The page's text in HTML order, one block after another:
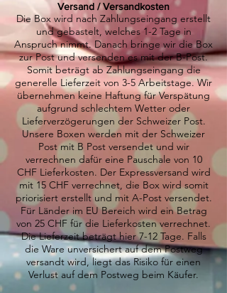
Versand / Versandkosten
Die Box wird nach Zahlungseingang erstellt
und gebastelt, welches 1-2 Tage in
Anspruch nimmt. Danach bringe wir die Box
zur Post und versenden es mit der B-Post.
Somit beträgt ab Zahlungseingang die
generelle Lieferzeit von 3-5 Arbeitstage. Wir
übernehmen keine Haftung für Verspätung
aufgrund schlechtem Wetter oder
Lieferverzögerungen der Schweizer Post.
Unsere Boxen werden mit der Schweizer
Post mit B Post versendet und wir
verrechnen dafür eine Pauschale von 10
CHF Lieferkosten. Der Expressversand wird
mit 15 CHF verrechnet, die Box wird somit
priorisiert erstellt und mit A-Post versendet.
Für Länder im EU Bereich wird ein Betrag
von 25 CHF für die Lieferkosten verrechnet.
Die Lieferzeit beträgt hier 7-12 Tage. Falls
die Ware unversichert auf dem Postweg
versandt wird, liegt das Risiko für einen
Verlust auf dem Postweg beim Käufer.